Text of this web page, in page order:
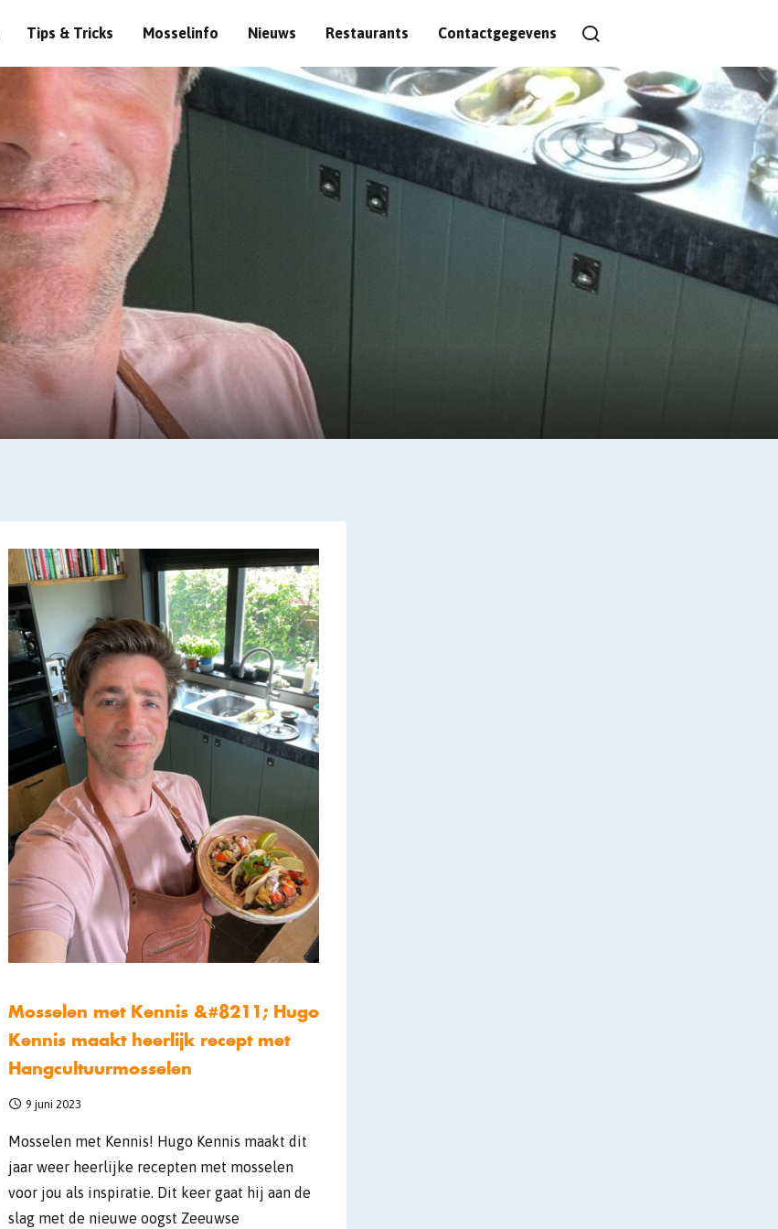
Tips & Tricks Mosselinfo Nieuws Restaurants Contactgegevens
Mosselen met Kennis &#8211; Hugo
Kennis maakt heerlijk recept met
Hangcultuurmosselen
9 juni 2023
Mosselen met Kennis! Hugo Kennis maakt dit
jaar weer heerlijke recepten met mosselen
voor jou als inspiratie. Dit keer gaat hij aan de
slag met de nieuwe oogst Zeeuwse